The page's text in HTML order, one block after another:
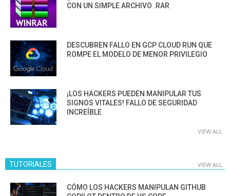
CON UN SIMPLE ARCHIVO .RAR
DESCUBREN FALLO EN GCP CLOUD RUN QUE
ROMPE EL MODELO DE MENOR PRIVILEGIO
¡LOS HACKERS PUEDEN MANIPULAR TUS
SIGNOS VITALES! FALLO DE SEGURIDAD
INCREÍBLE
VIEW ALL
TUTORIALES VIEW ALL
CÓMO LOS HACKERS MANIPULAN GITHUB